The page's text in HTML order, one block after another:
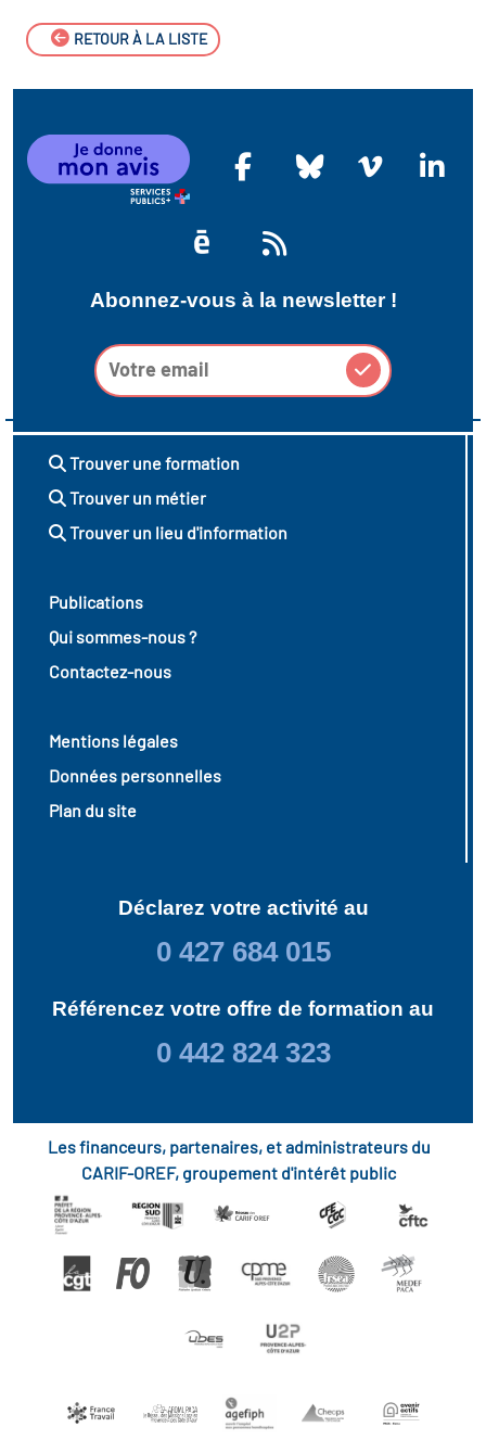
RETOUR À LA LISTE
Abonnez-vous à la newsletter !
Trouver une formation
Trouver un métier
Trouver un lieu d'information
Publications
Qui sommes-nous ?
Contactez-nous
Mentions légales
Données personnelles
Plan du site
Déclarez votre activité au
0 427 684 015
Référencez votre offre de formation au
0 442 824 323
Les financeurs, partenaires, et administrateurs du
CARIF-OREF, groupement d'intérêt public